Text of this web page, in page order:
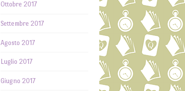
Ottobre 2017
Settembre 2017
Agosto 2017
Luglio 2017
Giugno 2017